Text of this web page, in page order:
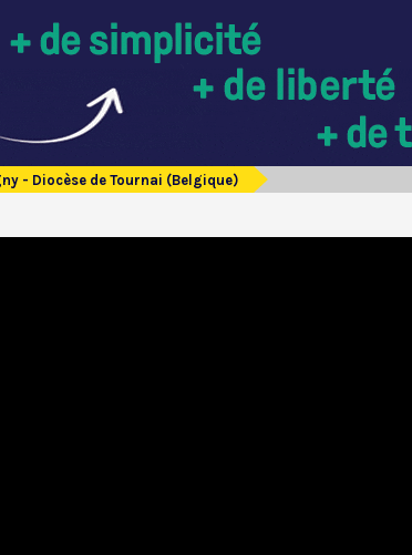
- Diocèse de Tournai (Belgique)